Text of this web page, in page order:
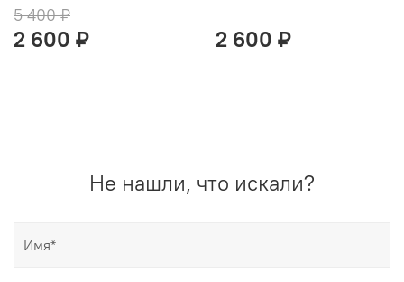
5 400 ₽
2 600 ₽ 2 600 ₽
Не нашли, что искали?